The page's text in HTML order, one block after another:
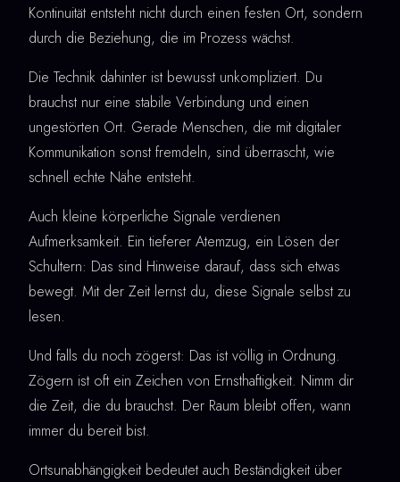
Kontinuität entsteht nicht durch einen festen Ort, sondern
durch die Beziehung, die im Prozess wächst.
Die Technik dahinter ist bewusst unkompliziert. Du
brauchst nur eine stabile Verbindung und einen
ungestörten Ort. Gerade Menschen, die mit digitaler
Kommunikation sonst fremdeln, sind überrascht, wie
schnell echte Nähe entsteht.
Auch kleine körperliche Signale verdienen
Aufmerksamkeit. Ein tieferer Atemzug, ein Lösen der
Schultern: Das sind Hinweise darauf, dass sich etwas
bewegt. Mit der Zeit lernst du, diese Signale selbst zu
lesen.
Und falls du noch zögerst: Das ist völlig in Ordnung.
Zögern ist oft ein Zeichen von Ernsthaftigkeit. Nimm dir
die Zeit, die du brauchst. Der Raum bleibt offen, wann
immer du bereit bist.
Ortsunabhängigkeit bedeutet auch Beständigkeit über